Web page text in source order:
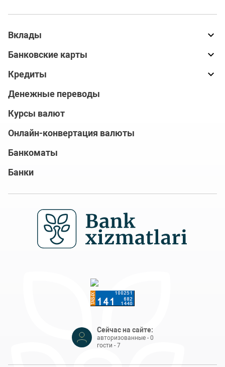
Вклады
Банковские карты
Кредиты
Денежные переводы
Курсы валют
Онлайн-конвертация валюты
Банкоматы
Банки
Сейчас на сайте:
авторизованные - 0
гости - 7